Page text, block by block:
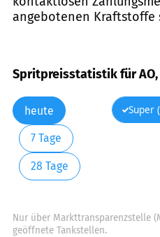
angebotenen Kraftstoffe
Spritpreisstatistik für AO,
heute
7 Tage
28 Tage
Super
Nur über Markttransparenzstelle
geöffnete Tankstellen.